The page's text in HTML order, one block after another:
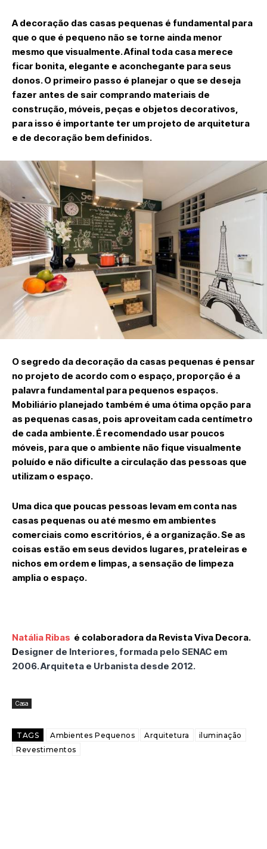
A decoração das casas pequenas é fundamental para
que o que é pequeno não se torne ainda menor
mesmo que visualmente. Afinal toda casa merece
ficar bonita, elegante e aconchegante para seus
donos. O primeiro passo é planejar o que se deseja
fazer antes de sair comprando materiais de
construção, móveis, peças e objetos decorativos,
para isso é importante ter um projeto de arquitetura
e de decoração bem definidos.
O segredo da decoração da casas pequenas é pensar
no projeto de acordo com o espaço, proporção é a
palavra fundamental para pequenos espaços.
Mobiliário planejado também é uma ótima opção para
as pequenas casas, pois aproveitam cada centímetro
de cada ambiente. É recomendado usar poucos
móveis, para que o ambiente não fique visualmente
poluído e não dificulte a circulação das pessoas que
utilizam o espaço.
Uma dica que poucas pessoas levam em conta nas
casas pequenas ou até mesmo em ambientes
comerciais como escritórios, é a organização. Se as
coisas estão em seus devidos lugares, prateleiras e
nichos em ordem e limpas, a sensação de limpeza
amplia o espaço.
Natália Ribas é colaboradora da Revista Viva Decora.
Designer de Interiores, formada pelo SENAC em
2006. Arquiteta e Urbanista desde 2012.
Casa
TAGS Ambientes Pequenos Arquitetura
iluminação
Revestimentos